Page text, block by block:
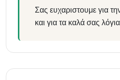
Σας ευχαριστουμε για
και για τα καλά σας